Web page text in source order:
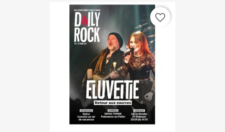
favorite_border